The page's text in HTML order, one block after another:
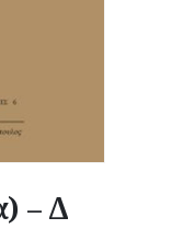
– Δ